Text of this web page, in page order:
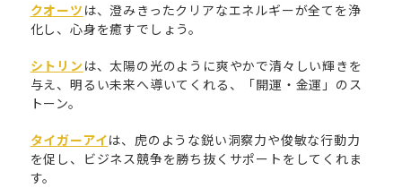
クオーツ は、澄みきったクリアなエネルギーが全てを浄
化し、心身を癒すでしょう。
シトリン は、太陽の光のように爽やかで清々しい輝きを
与え、明るい未来へ導いてくれる、「開運・金運」のス
トーン。
タイガーアイは、虎のような鋭い洞察力や俊敏な行動力
を促し、ビジネス競争を勝ち抜くサポートをしてくれま
す。